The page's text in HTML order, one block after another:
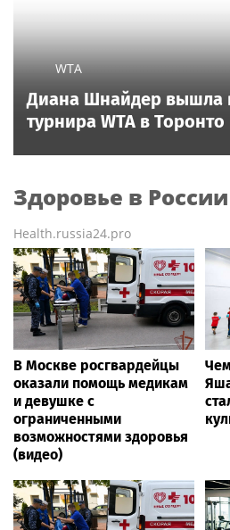
WTA
Диана Шнайдер вышла
турнира WTA в Торонто
Здоровье в
Health.russia24.pro
В Москве росгвардейцы
оказали помощь медикам
и девушке с
ограниченными
возможностями здоровья
(видео)